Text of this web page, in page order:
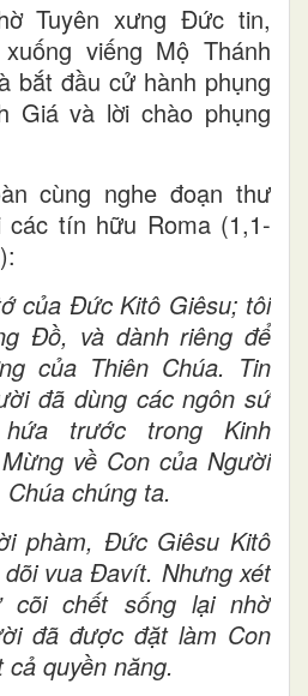
Tuyên xưng Đức tin,
viếng Mộ Thánh
bắt đầu cử hành phụng
Giá và lời chào phụng
cùng nghe đoạn thư
các tín hữu Roma (1,1-
của Đức Kitô Giêsu; tôi
Đồ, và dành riêng để
của Thiên Chúa. Tin
đã dùng các ngôn sứ
trước trong Kinh
về Con của Người
chúng ta.
phàm, Đức Giêsu Kitô
vua Đavít. Nhưng xét
chết sống lại nhờ
đã được đặt làm Con
quyền năng.